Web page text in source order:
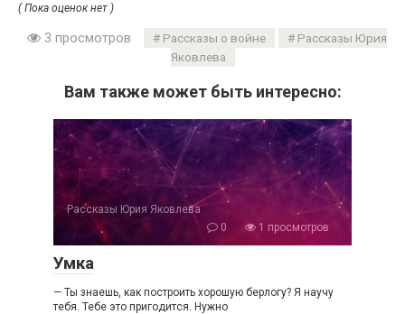
( Пока оценок нет )
3 просмотров Рассказы о войне
Рассказы Юрия
Яковлева
Вам также может быть интересно:
Рассказы Юрия Яковлева
0
1 просмотров
Умка
— Ты знаешь, как построить хорошую берлогу? Я научу
тебя. Тебе это пригодится. Нужно